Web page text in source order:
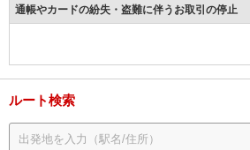
通帳やカードの紛失・盗難に伴うお取引の停止
ルート検索